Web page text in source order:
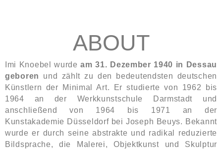
ABOUT
Imi Knoebel wurdeam 31. Dezember 1940 in Dessau
geboren
und zählt zu den bedeutendsten deutschen
Künstlern der Minimal Art. Er studierte von 1962 bis
1964 an der Werkkunstschule Darmstadt und
anschließend von 1964 bis 1971 an der
Kunstakademie Düsseldorf bei Joseph Beuys. Bekannt
wurde er durch seine abstrakte und radikal reduzierte
Bildsprache, die Malerei, Objektkunst und Skulptur